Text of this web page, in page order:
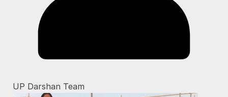
UP Darshan Team